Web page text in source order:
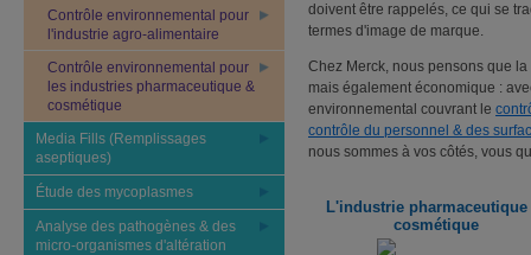
Contrôle environnemental pour
l'industrie agro-alimentaire
Contrôle environnemental pour
les industries pharmaceutique &
cosmétique
Media Fills (Remplissages
aseptiques)
Étude des mycoplasmes
Analyse des pathogènes & des
micro-organismes d'altération
doivent être rappelés, ce qui se
termes d'image de marque.
Chez Merck, nous pensons que
mais également économique :
environnemental couvrant le
contrôle du personnel & des
nous sommes à vos côtés, vous
L'industrie
cosmétique